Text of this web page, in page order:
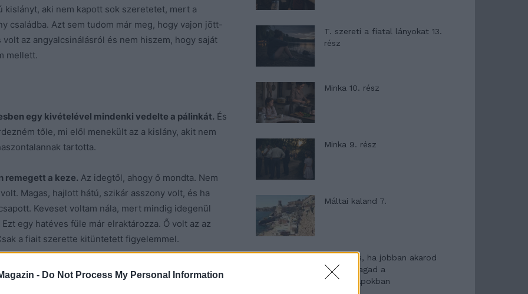
- Do Not Process My Personal Information
kislányt, aki nem kapott sok szeretetet, mert a
családba. Azt sem tudom már meg, hogy vajon jött-
az angyalcsinálásról és nem hiszem, hogy saját
mellett.
egy kivételével mindenki vedelte a pálinkát. És
tőle, mi elől menekült az a kislány, akit nem
tartotta.
remegett a keze. Az idegtől, ahogy ő mondta. Nem
Magas, hajlott hátú, szikár asszony volt, és ha
Keveset voltam nála, mert mindig idegenül
egy hatéves füle már elraktározza. Ő volt az az
a fiait szerette kitüntetett figyelemmel.
megkérdezném a tizennyolc éves
T. szereti a fiatal lányokat 13.
rész
Minka 10. rész
Minka 9. rész
Máltai kaland 7.
10 tanács, ha jobban akarod
érezni magad a
hétköznapokban